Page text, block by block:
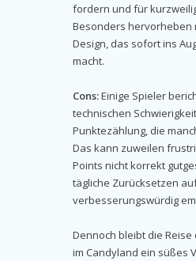
fordern und für
Besonders hervorheben
Design, das sofort ins
macht.
Cons:Einige Spieler
technischen
Punktezählung, die
Das kann zuweilen
Points nicht korrekt
tägliche Zurücksetzen
verbesserungswürdig
Dennoch bleibt die
im Candyland ein süßes